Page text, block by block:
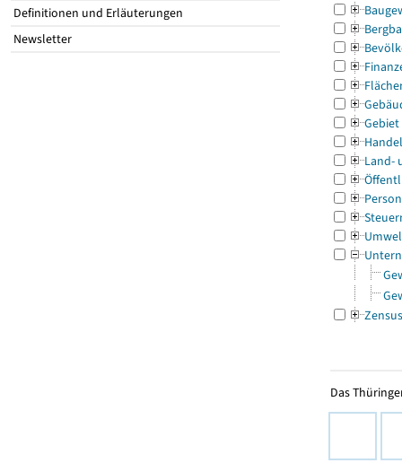
Definitionen und Erläuterungen
Newsletter
Gebiet
Land-
Zensus
Das